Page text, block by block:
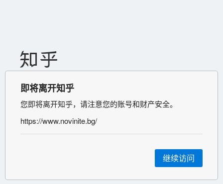
即将离开知乎
您即将离开知乎，请注意您的账号和财产安全。
https://www.novinite.bg/
继续访问